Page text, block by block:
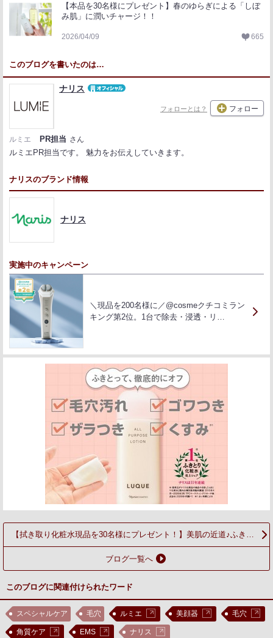
【本品を30名様にプレゼント】春のゆらぎによる「しぼ
み肌」に潤いチャージ！！
2026/04/09 665
このブログを書いたのは…
ナリス
フォローとは？ フォロー
ルミエ PR担当 さん
ルミエPR担当です。 魅力をお伝えしていきます。
ナリスのブランド情報
ナリス
実施中のキャンペーン
＼現品を200名様に／@cosmeクチコミラン
キング第2位。1台で除去・浸透・リ…
【拭き取り化粧水現品を30名様にプレゼント！】美肌の近道♪ふきと
ブログ一覧へ
このブログに関連付けられたワード
スペシャルケア 毛穴 ルミエ 美顔器 毛穴
角質ケア EMS ナリス